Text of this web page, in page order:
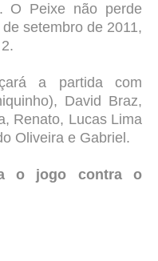
O Peixe não perde
setembro de 2011,
a partida com
David Braz,
Renato, Lucas Lima
Oliveira e Gabriel.
o jogo contra o